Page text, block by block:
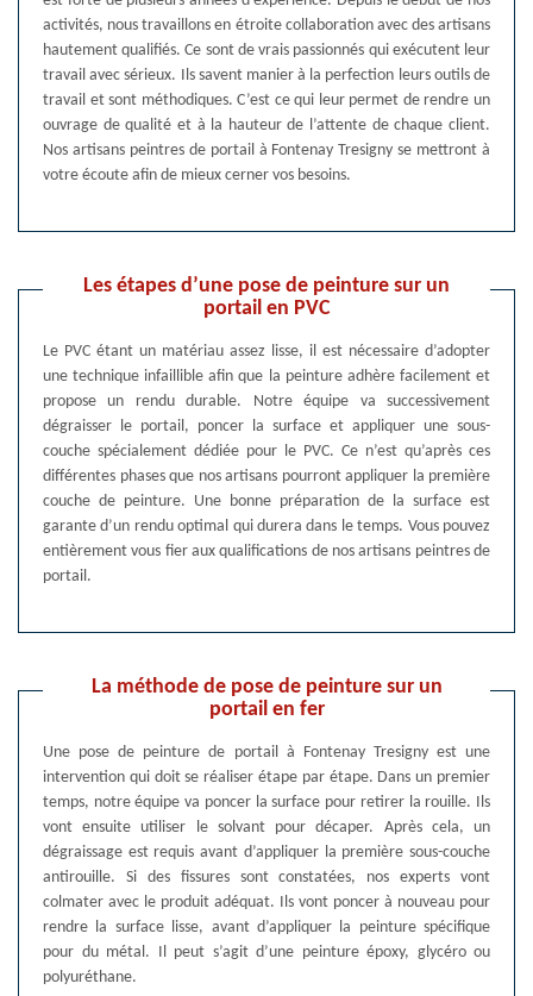
activités, nous travaillons en étroite collaboration avec des artisans
hautement qualifiés. Ce sont de vrais passionnés qui exécutent leur
travail avec sérieux. Ils savent manier à la perfection leurs outils de
travail et sont méthodiques. C’est ce qui leur permet de rendre un
ouvrage de qualité et à la hauteur de l’attente de chaque client.
Nos artisans peintres de portail à Fontenay Tresigny se mettront à
votre écoute afin de mieux cerner vos besoins.
Les étapes d’une pose de peinture sur un
portail en PVC
Le PVC étant un matériau assez lisse, il est nécessaire d’adopter
une technique infaillible afin que la peinture adhère facilement et
propose un rendu durable. Notre équipe va successivement
dégraisser le portail, poncer la surface et appliquer une sous-
couche spécialement dédiée pour le PVC. Ce n’est qu’après ces
différentes phases que nos artisans pourront appliquer la première
couche de peinture. Une bonne préparation de la surface est
garante d’un rendu optimal qui durera dans le temps. Vous pouvez
entièrement vous fier aux qualifications de nos artisans peintres de
portail.
La méthode de pose de peinture sur un
portail en fer
Une pose de peinture de portail à Fontenay Tresigny est une
intervention qui doit se réaliser étape par étape. Dans un premier
temps, notre équipe va poncer la surface pour retirer la rouille. Ils
vont ensuite utiliser le solvant pour décaper. Après cela, un
dégraissage est requis avant d’appliquer la première sous-couche
antirouille. Si des fissures sont constatées, nos experts vont
colmater avec le produit adéquat. Ils vont poncer à nouveau pour
rendre la surface lisse, avant d’appliquer la peinture spécifique
pour du métal. Il peut s’agit d’une peinture époxy, glycéro ou
polyuréthane.